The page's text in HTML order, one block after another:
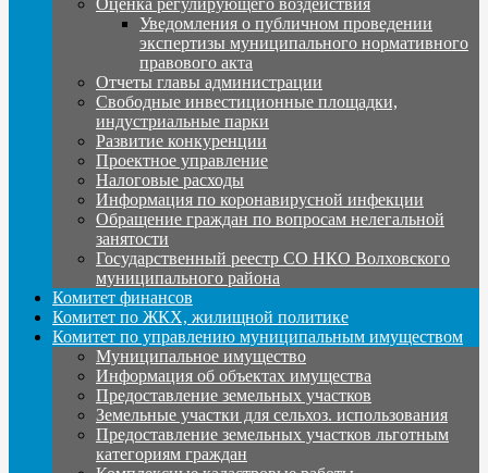
Уведомления о публичном проведении
экспертизы муниципального нормативного
правового акта
Отчеты главы администрации
Свободные инвестиционные площадки,
индустриальные парки
Развитие конкуренции
Проектное управление
Налоговые расходы
Информация по коронавирусной инфекции
Обращение граждан по вопросам нелегальной
занятости
Государственный реестр СО НКО Волховского
муниципального района
Комитет финансов
Комитет по ЖКХ, жилищной политике
Комитет по управлению муниципальным имуществом
Муниципальное имущество
Информация об объектах имущества
Предоставление земельных участков
Земельные участки для сельхоз. использования
Предоставление земельных участков льготным
категориям граждан